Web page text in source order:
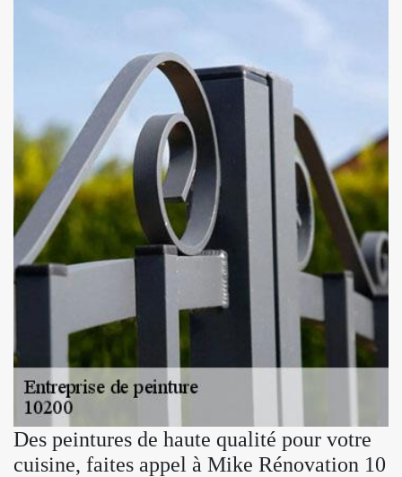
Des peintures de haute qualité pour votre
cuisine, faites appel à Mike Rénovation 10